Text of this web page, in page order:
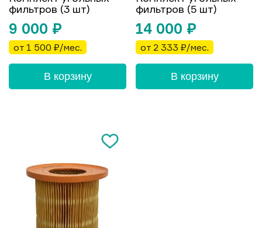
фильтров (3 шт)
9 000 ₽
от 1 500 ₽/мес.
В корзину
фильтров (5 шт)
14 000 ₽
от 2 333 ₽/мес.
В корзину